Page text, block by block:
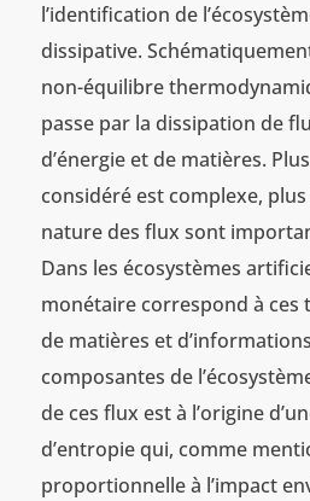
l’identification de
dissipative.
non-équilibre
passe par la dissipation de
d’énergie et de matières.
considéré est complexe,
nature des flux sont
Dans les écosystèmes
monétaire correspond à ces
de matières et
composantes de
de ces flux est à l’origine
d’entropie qui, comme
proportionnelle à l’impact